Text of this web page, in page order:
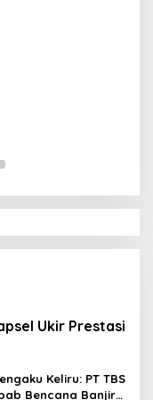
Ukir Prestasi
Keliru: PT TBS
Bencana Banjir